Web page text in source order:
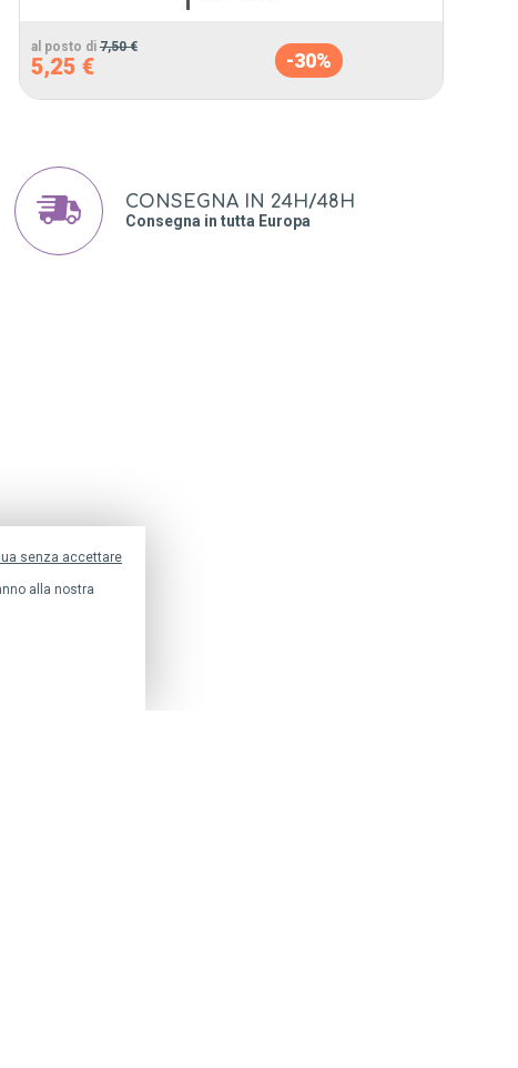
senza accettare
alla nostra
al posto di7,50 €
5,25 € -30%
CONSEGNA IN 24H/48H
Consegna in tutta Europa